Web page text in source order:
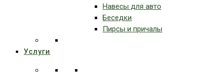
Навесы для авто
Беседки
Пирсы и причалы
Услуги